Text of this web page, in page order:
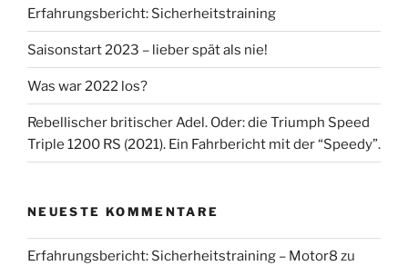
Erfahrungsbericht: Sicherheitstraining
Saisonstart 2023 – lieber spät als nie!
Was war 2022 los?
Rebellischer britischer Adel. Oder: die Triumph Speed
Triple 1200 RS (2021). Ein Fahrbericht mit der “Speedy”.
NEUESTE KOMMENTARE
Erfahrungsbericht: Sicherheitstraining – Motor8 zu